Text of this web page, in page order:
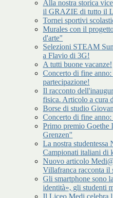
Alla nostra storica
il GRAZIE di tutto il
Tornei sportivi
Murales con il
d'arte"
Selezioni STEAM
a Flavio di 3G!
A tutti buone vacanze!
Concerto di fine anno:
partecipazione!
Il racconto
fisica. Articolo a cura
Borse di studio
Concerto di fine
Primo premio Goethe
Grenzen"
La nostra studentessa
Campionati italiani di
Nuovo articolo
Villafranca racconta il
Gli smartphone sono
identità», gli studenti